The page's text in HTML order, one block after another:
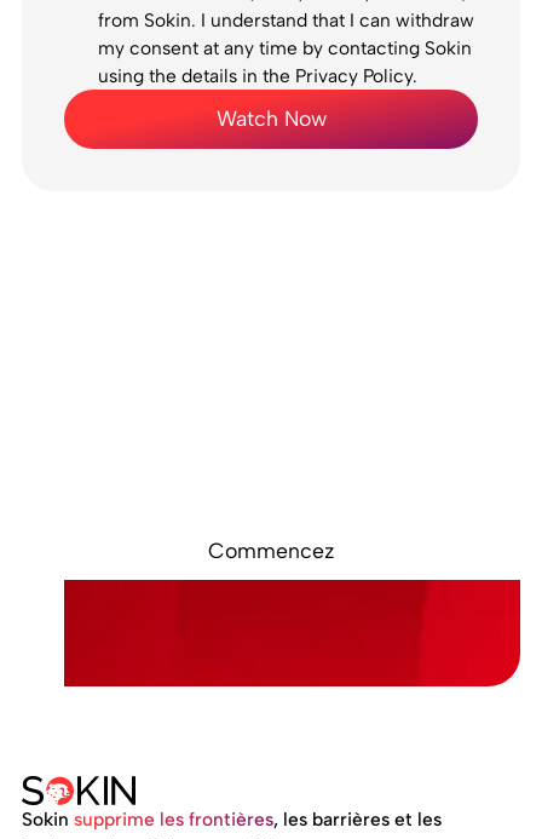
from Sokin. I understand that I can withdraw
my consent at any time by contacting Sokin
using the details in the Privacy Policy.
Watch Now
Commencez
Sokin supprime les frontières, les barrières et les